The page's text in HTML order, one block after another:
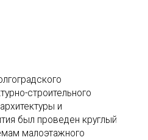
строительного
и
был проведен круглый
малоэтажного